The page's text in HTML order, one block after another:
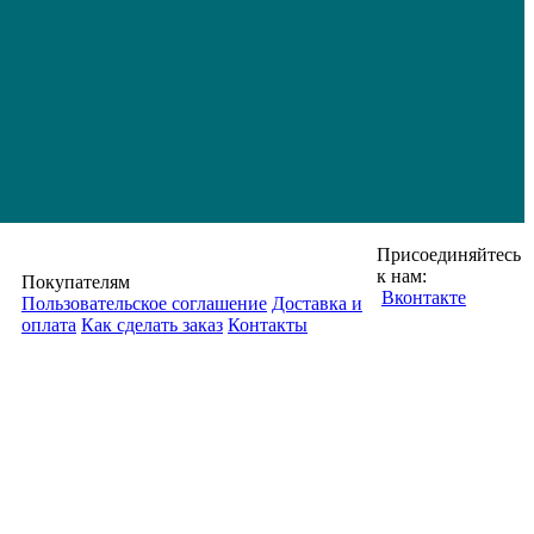
Покупателям
Пользовательское соглашение Доставка и
оплата Как сделать заказ Контакты
Присоединяйтесь
к нам:
Вконтакте